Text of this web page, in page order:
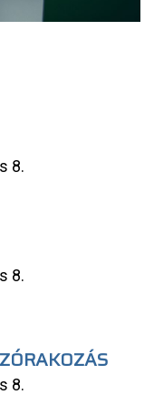
8.
8.
8.